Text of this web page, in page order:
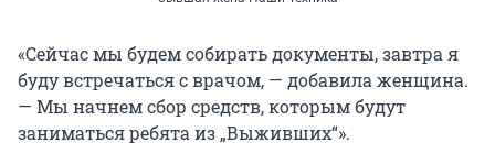
«Сейчас мы будем собирать документы, завтра я
буду встречаться с врачом, — добавила женщина.
— Мы начнем сбор средств, которым будут
заниматься ребята из „Выживших“».